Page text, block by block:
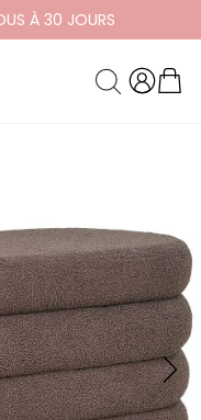
FRAIS